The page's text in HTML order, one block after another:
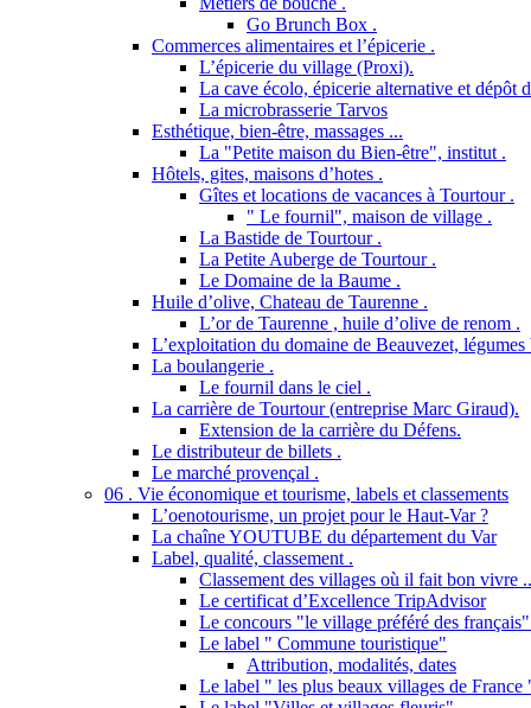
Go Brunch Box .
Commerces alimentaires et l’épicerie .
L’épicerie du village (Proxi).
La cave écolo, épicerie alternative et dépôt
La microbrasserie Tarvos
Esthétique, bien-être, massages ...
La "Petite maison du Bien-être", institut .
Hôtels, gites, maisons d’hotes .
Gîtes et locations de vacances à Tourtour .
" Le fournil", maison de village .
La Bastide de Tourtour .
La Petite Auberge de Tourtour .
Le Domaine de la Baume .
Huile d’olive, Chateau de Taurenne .
L’or de Taurenne , huile d’olive de renom .
L’exploitation du domaine de Beauvezet, légumes
La boulangerie .
Le fournil dans le ciel .
La carrière de Tourtour (entreprise Marc Giraud).
Extension de la carrière du Défens.
Le distributeur de billets .
Le marché provençal .
06 . Vie économique et tourisme, labels et classements
L’oenotourisme, un projet pour le Haut-Var ?
La chaîne YOUTUBE du département du Var
Label, qualité, classement .
Classement des villages où il fait bon vivre
Le certificat d’Excellence TripAdvisor
Le concours "le village préféré des
Le label " Commune touristique"
Attribution, modalités, dates
Le label " les plus beaux villages de France